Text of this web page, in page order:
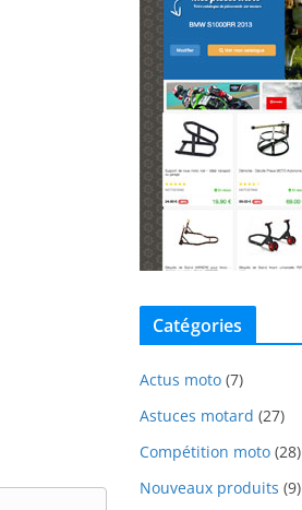
Catégories
Actus moto (7)
Astuces motard (27)
Compétition moto (28)
Nouveaux produits (9)